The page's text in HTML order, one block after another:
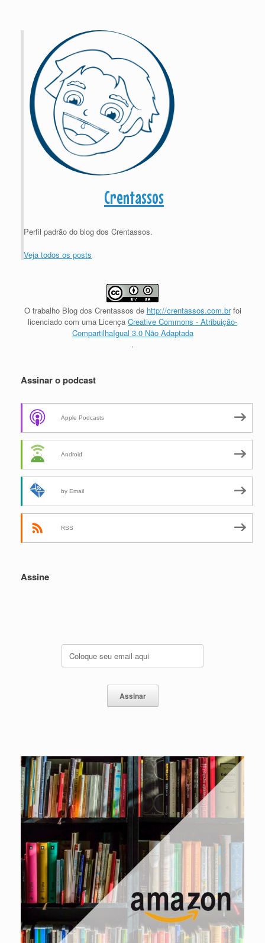
Crentassos
Perfil padrão do blog dos Crentassos.
Veja todos os posts
O trabalho Blog dos Crentassos de http://crentassos.com.brfoi
licenciado com uma Licença Creative Commons - Atribuição-
CompartilhaIgual 3.0 Não Adaptada
.
Assinar o podcast
Apple Podcasts
Android
by Email
RSS
Assine